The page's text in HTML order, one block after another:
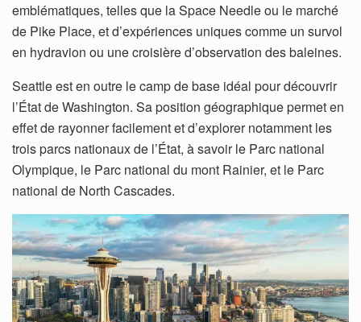
emblématiques, telles que la Space Needle ou le marché
de Pike Place, et d’expériences uniques comme un survol
en hydravion ou une croisière d’observation des baleines.
Seattle est en outre le camp de base idéal pour découvrir
l’État de Washington. Sa position géographique permet en
effet de rayonner facilement et d’explorer notamment les
trois parcs nationaux de l’État, à savoir le Parc national
Olympique, le Parc national du mont Rainier, et le Parc
national de North Cascades.